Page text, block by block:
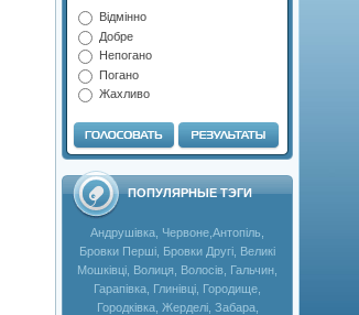
Відмінно
Добре
Непогано
Погано
Жахливо
ПОПУЛЯРНЫЕ ТЭГИ
Андрушівка, Червоне,Антопіль,
Бровки Перші, Бровки Другі, Великі
Мошківці, Волиця, Волосів, Гальчин,
Гарапівка, Глинівці, Городище,
Городківка, Жерделі, Забара,